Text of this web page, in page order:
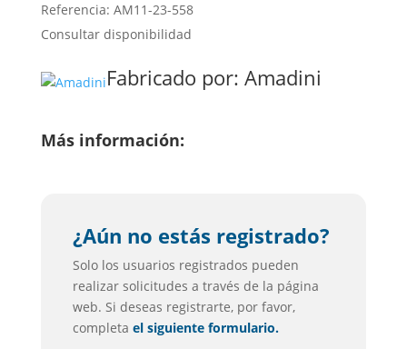
Referencia: AM11-23-558
Consultar disponibilidad
Fabricado por: Amadini
Más información:
¿Aún no estás registrado?
Solo los usuarios registrados pueden
realizar solicitudes a través de la página
web. Si deseas registrarte, por favor,
completa el siguiente formulario.